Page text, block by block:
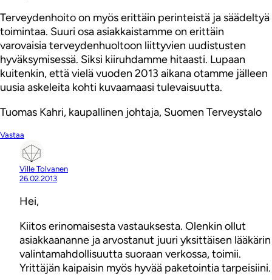
Terveydenhoito on myös erittäin perinteistä ja säädeltyä
toimintaa. Suuri osa asiakkaistamme on erittäin
varovaisia terveydenhuoltoon liittyvien uudistusten
hyväksymisessä. Siksi kiiruhdamme hitaasti. Lupaan
kuitenkin, että vielä vuoden 2013 aikana otamme jälleen
uusia askeleita kohti kuvaamaasi tulevaisuutta.
Tuomas Kahri, kaupallinen johtaja, Suomen Terveystalo
Vastaa
Ville Tolvanen
26.02.2013
Hei,
Kiitos erinomaisesta vastauksesta. Olenkin ollut
asiakkaananne ja arvostanut juuri yksittäisen lääkärin
valintamahdollisuutta suoraan verkossa, toimii.
Yrittäjän kaipaisin myös hyvää paketointia tarpeisiini.